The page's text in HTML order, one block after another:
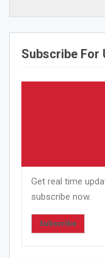
Subscribe For
Get real time
subscribe now.
Subscribe